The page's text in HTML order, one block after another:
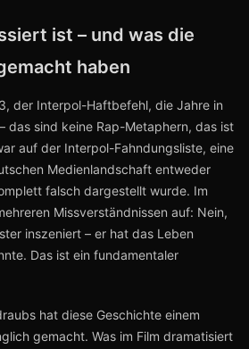
ist – und was die
haben
der Interpol-Haftbefehl, die Jahre in
das sind keine Rap-Metaphern, das ist
auf der Interpol-Fahndungsliste, eine
Medienlandschaft entweder
falsch dargestellt wurde. Im
Missverständnissen auf: Nein,
inszeniert – er hat das Leben
Das ist ein fundamentaler
hat diese Geschichte einem
gemacht. Was im Film dramatisiert